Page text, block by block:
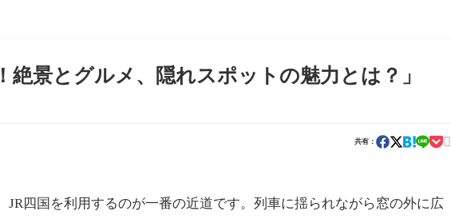
絶景とグルメ、隠れスポットの魅力とは？」
共有： 
JR四国を利用するのが一番の近道です。列車に揺られながら窓の外に広